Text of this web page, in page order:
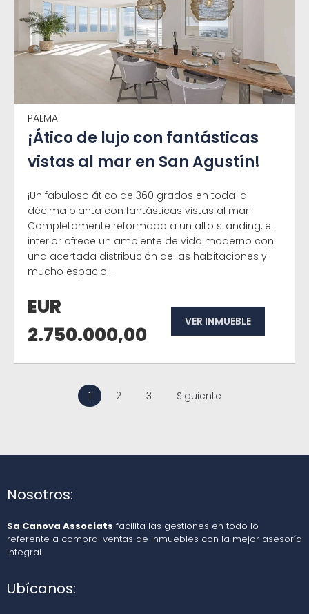
PALMA
¡Ático de lujo con fantásticas
vistas al mar en San Agustín!
¡Un fabuloso ático de 360 grados en toda la
décima planta con fantásticas vistas al mar!
Completamente reformado a un alto standing, el
interior ofrece un ambiente de vida moderno con
una acertada distribución de las habitaciones y
mucho espacio....
EUR
2.750.000,00
VER INMUEBLE
1 2 3 Siguiente
Nosotros:
Sa Canova Associats facilita las gestiones en todo lo
referente a compra-ventas de inmuebles con la mejor asesoría
integral.
Ubícanos: